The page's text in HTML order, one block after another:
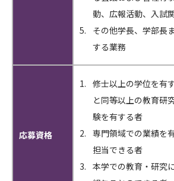
動、広報活動、入試
その他学長、学部長
する業務
応募資格
修士以上の学位を有
と同等以上の教育研
験を有する者
専門領域での業績を
担当できる者
本学での教育・研究